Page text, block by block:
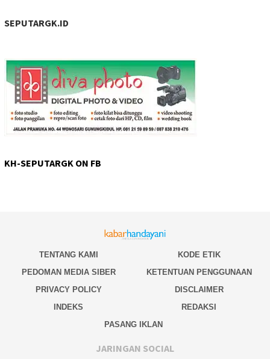
SEPUTARGK.ID
KH-SEPUTARGK ON FB
TENTANG KAMI
KODE ETIK
PEDOMAN MEDIA SIBER
KETENTUAN PENGGUNAAN
PRIVACY POLICY
DISCLAIMER
INDEKS
REDAKSI
PASANG IKLAN
JARINGAN SOCIAL